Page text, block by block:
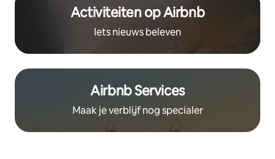
Activiteiten op Airbnb
Iets nieuws beleven
Airbnb Services
Maak je verblijf nog specialer